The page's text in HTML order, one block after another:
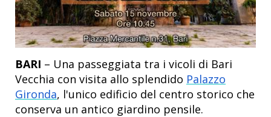
BARI – Una passeggiata tra i vicoli di Bari
Vecchia con visita allo splendido Palazzo
Gironda, l'unico edificio del centro storico che
conserva un antico giardino pensile.